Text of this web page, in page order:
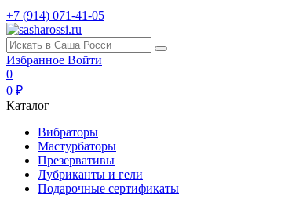
+7 (914) 071-41-05
Избранное Войти
0
0 ₽
Каталог
Вибраторы
Мастурбаторы
Презервативы
Лубриканты и гели
Подарочные сертификаты